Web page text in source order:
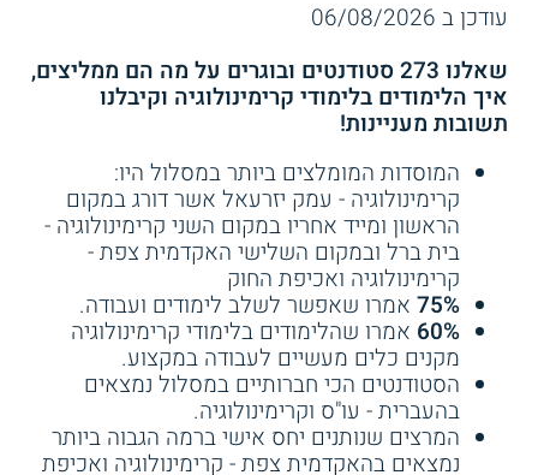
תיאוריות בעבריינות עבריינות נוער
ניתוח וביקורת מחקרים
פקודת הסמים
המסוכנים
ועוד
מהו משך זמן הלימודים?
לימודי קרימינולוגיה לתואר ראשון נמשכים שלוש שנים. הלימודים
מתקיימים לרוב במתכונת יום, אולם ניתן למצוא לימודי ערב בחלק
מן המוסדות, שבהם נכללים גם סמסטרים בחודשי הקיץ. לימודי
הערב יכולים להתאים במיוחד לאנשים עובדים. כמו כן, קיימים גם
מסלולים ייעודיים למשרתים בכוחות הביטחון ובמערכת האכיפה.
שירות אישי חינם
(8)
4.3
האקדמית צפת - קרימינולוגיה
ואכיפת החוק
שירות אישי חינם
אריאל - קרימינולוגיה ומזרח
תיכון
שירות אישי חינם
עודכן ב 06/08/2026
שאלנו 273 סטודנטים ובוגרים על מה הם ממליצים,
איך הלימודים בלימודי קרימינולוגיה וקיבלנו
תשובות מעניינות!
המוסדות המומלצים ביותר במסלול היו:
קרימינולוגיה - עמק יזרעאל אשר דורג במקום
הראשון ומייד אחריו במקום השני קרימינולוגיה -
בית ברל ובמקום השלישי האקדמית צפת -
קרימינולוגיה ואכיפת החוק
75% אמרו שאפשר לשלב לימודים ועבודה.
60% אמרו שהלימודים בלימודי קרימינולוגיה
מקנים כלים מעשיים לעבודה במקצוע.
הסטודנטים הכי חברותיים במסלול נמצאים
בהעברית - עו"ס וקרימינולוגיה.
המרצים שנותנים יחס אישי ברמה הגבוה ביותר
נמצאים בהאקדמית צפת - קרימינולוגיה ואכיפת